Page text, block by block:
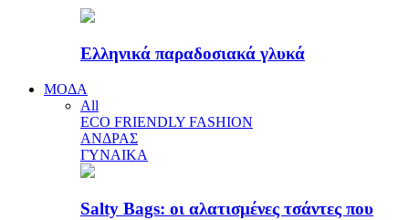
Ελληνικά παραδοσιακά γλυκά
ΜΟΔΑ
All
ECO FRIENDLY FASHION
ΑΝΔΡΑΣ
ΓΥΝΑΙΚΑ
Salty Bags: οι αλατισμένες τσάντες που